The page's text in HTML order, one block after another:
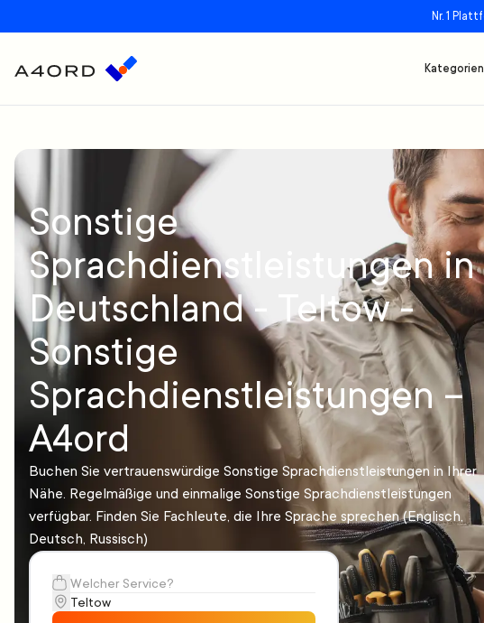
Nr. 1
Kategorien
Sonstige
Sprachdienstleistungen in
Deutschland - Teltow -
Sonstige
Sprachdienstleistungen –
A4ord
Buchen Sie vertrauenswürdige Sonstige Sprachdienstleistungen in Ihrer
Nähe. Regelmäßige und einmalige Sonstige Sprachdienstleistungen
verfügbar. Finden Sie Fachleute, die Ihre Sprache sprechen (Englisch,
Deutsch, Russisch)